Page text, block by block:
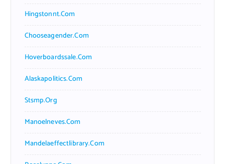
Hingstonnt.com
Chooseagender.com
Hoverboardssale.com
Alaskapolitics.com
Stsmp.org
Manoelneves.com
Mandelaeffectlibrary.com